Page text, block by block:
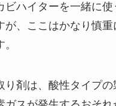
ビハイターを一緒に
が、ここはかなり慎重
り剤は、酸性タイプ